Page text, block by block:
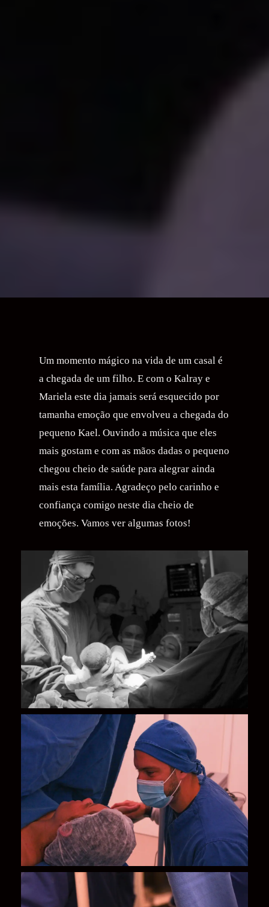
Um momento mágico na vida de um casal é
a chegada de um filho. E com o Kalray e
Mariela este dia jamais será esquecido por
tamanha emoção que envolveu a chegada do
pequeno Kael. Ouvindo a música que eles
mais gostam e com as mãos dadas o pequeno
chegou cheio de saúde para alegrar ainda
mais esta família. Agradeço pelo carinho e
confiança comigo neste dia cheio de
emoções. Vamos ver algumas fotos!